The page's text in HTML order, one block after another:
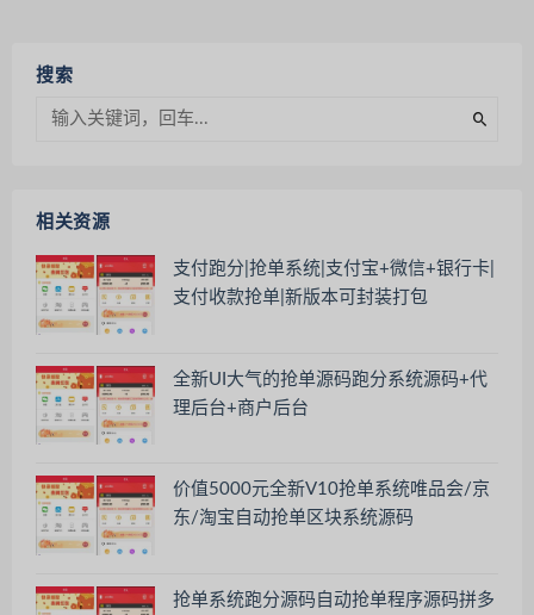
搜索
相关资源
支付跑分|抢单系统|支付宝+微信+银行卡|
支付收款抢单|新版本可封装打包
全新UI大气的抢单源码跑分系统源码+代
理后台+商户后台
价值5000元全新V10抢单系统唯品会/京
东/淘宝自动抢单区块系统源码
抢单系统跑分源码自动抢单程序源码拼多